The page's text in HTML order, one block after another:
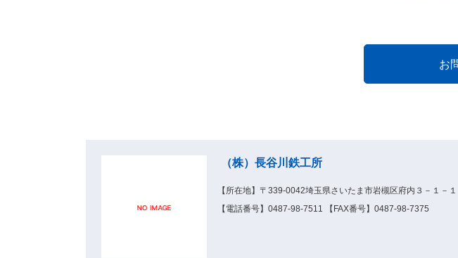
（株）長谷川鉄工所
【所在地】〒339-0042埼玉県さいたま市岩槻区府内３－１－１
【電話番号】0487-98-7511 【FAX番号】0487-98-7375